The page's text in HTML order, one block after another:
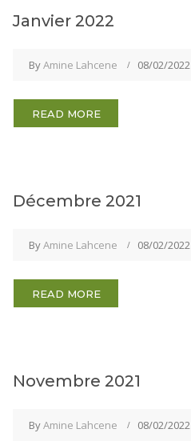
Janvier 2022
ByAmine Lahcene 08/02/2022
READ MORE
Décembre 2021
ByAmine Lahcene 08/02/2022
READ MORE
Novembre 2021
ByAmine Lahcene 08/02/2022